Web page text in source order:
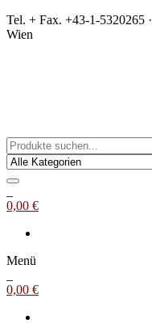
Zum
Inhalt
Tel. + Fax. +43-1-5320265 ·
Wien
0,00 €
Menü
0,00 €